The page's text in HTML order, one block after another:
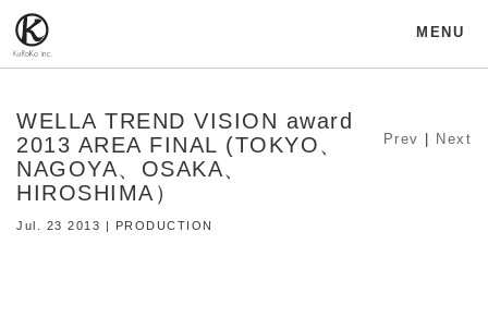
MENU
WELLA TREND VISION award
2013 AREA FINAL (TOKYO、
NAGOYA、OSAKA、
HIROSHIMA）
Jul. 23 2013 | PRODUCTION
Prev Next